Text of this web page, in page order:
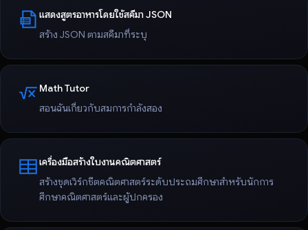
แสดงสูตรอาหารโดยใช้สคีมา JSON
สร้าง JSON ตามสคีมาที่ระบุ
Math Tutor
สอนฉันเกี่ยวกับสมการกำลังสอง
เครื่องมือสร้างใบงานคณิตศาสตร์
สร้างชุดเวิร์กชีตคณิตศาสตร์ระดับประถมศึกษาสำหรับนักการ
ศึกษาคณิตศาสตร์และผู้ปกครอง